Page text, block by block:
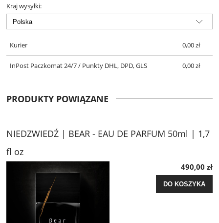
Kraj wysyłki:
Kurier 0,00 zł
InPost Paczkomat 24/7 / Punkty DHL, DPD, GLS 0,00 zł
PRODUKTY POWIĄZANE
NIEDZWIEDŹ | BEAR - EAU DE PARFUM 50ml | 1,7
fl oz
490,00 zł
DO KOSZYKA